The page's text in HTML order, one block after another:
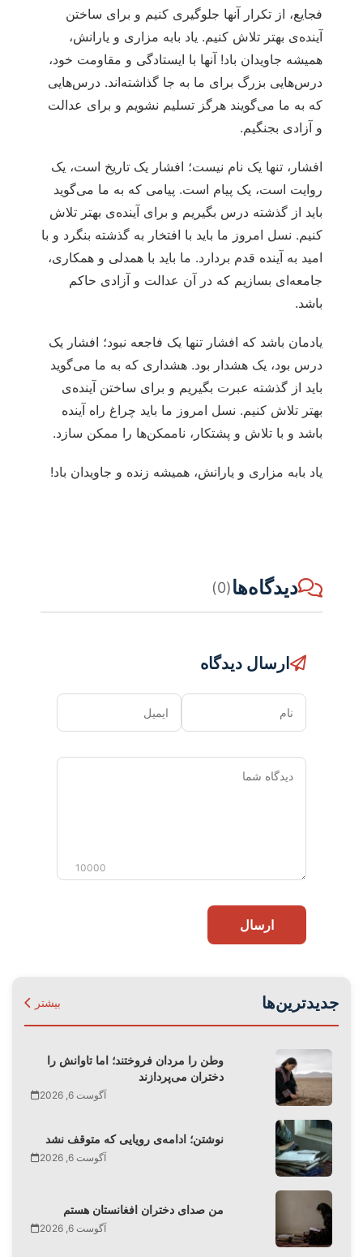
فجایع، از تکرار آنها جلوگیری کنیم و برای ساختن
آینده‌ی بهتر تلاش کنیم. یاد بابه مزاری و یارانش،
همیشه جاویدان باد! آنها با ایستادگی و مقاومت خود،
درس‌هایی بزرگ برای ما به جا گذاشته‌اند. درس‌هایی
که به ما می‌گویند هرگز تسلیم نشویم و برای عدالت
و آزادی بجنگیم.
افشار، تنها یک نام نیست؛ افشار یک تاریخ است، یک
روایت است، یک پیام است. پیامی که به ما می‌گوید
باید از گذشته درس بگیریم و برای آینده‌ی بهتر تلاش
کنیم. نسل امروز ما باید با افتخار به گذشته بنگرد و با
امید به آینده قدم بردارد. ما باید با همدلی و همکاری،
جامعه‌ای بسازیم که در آن عدالت و آزادی حاکم
باشد.
یادمان باشد که افشار تنها یک فاجعه نبود؛ افشار یک
درس بود، یک هشدار بود. هشداری که به ما می‌گوید
باید از گذشته عبرت بگیریم و برای ساختن آینده‌ی
بهتر تلاش کنیم. نسل امروز ما باید چراغ راه آینده
باشد و با تلاش و پشتکار، ناممکن‌ها را ممکن سازد.
یاد بابه مزاری و یارانش، همیشه زنده و جاویدان باد!
دیدگاه‌ها(0)
ارسال دیدگاه
نام ایمیل
دیدگاه
10000
ارسال
جدیدترین‌ها بیشتر
وطن را مردان فروختند؛ اما تاوانش را
دختران می‌پردازند
آگوست 6, 2026
نوشتن؛ ادامه‌ی رویایی که متوقف نشد
آگوست 6, 2026
من صدای دختران افغانستان هستم
آگوست 6, 2026